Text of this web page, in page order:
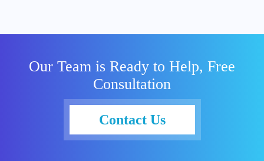
Our Team is Ready to Help, Free
Consultation
Contact Us